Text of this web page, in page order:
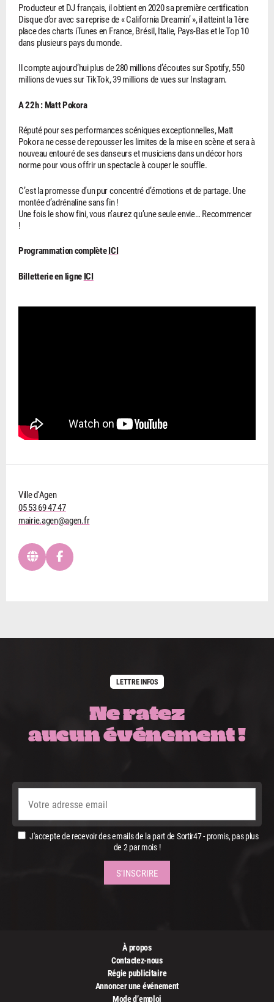
Producteur et DJ français, il obtient en 2020 sa première certification
Disque d’or avec sa reprise de « California Dreamin’ », il atteint la 1ère
place des charts iTunes en France, Brésil, Italie, Pays-Bas et le Top 10
dans plusieurs pays du monde.
Il compte aujourd’hui plus de 280 millions d’écoutes sur Spotify, 550
millions de vues sur TikTok, 39 millions de vues sur Instagram.
A 22h : Matt Pokora
Réputé pour ses performances scéniques exceptionnelles, Matt
Pokora ne cesse de repousser les limites de la mise en scène et sera à
nouveau entouré de ses danseurs et musiciens dans un décor hors
norme pour vous offrir un spectacle à couper le souffle.
C’est la promesse d’un pur concentré d’émotions et de partage. Une
montée d’adrénaline sans fin !
Une fois le show fini, vous n’aurez qu’une seule envie… Recommencer
!
Programmation complèteICI
Billetterie en ligne ICI
Ville d'Agen
05 53 69 47 47
mairie.agen@agen.fr
LETTRE INFOS
Ne ratez
aucun événement !
J'accepte de recevoir des emails de la part de Sortir47 - promis, pas plus
de 2 par mois !
À propos
Contactez-nous
Régie publicitaire
Annoncer une événement
Mode d’emploi